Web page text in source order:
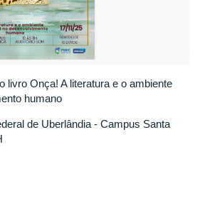
livro Onça! A literatura e o ambiente
humano
de Uberlândia - Campus Santa